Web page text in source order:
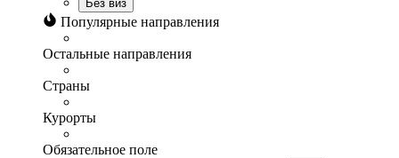
Без виз
Популярные направления
Остальные направления
Страны
Курорты
Обязательное поле